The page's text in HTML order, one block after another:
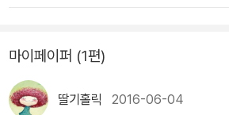
서거니 뒤서거니 달립니다. 집 앞으로 펼쳐
만, 아직 스스로 걷지 않는 둘째 아이 손을
익히도록 하자면 꽤 먼 길입니다. 둘째 아이
으라 휘휘 젓습니다. 걸음을 멈춥니다. 쉬었
마이페이퍼 (1편)
딸기홀릭 2016-06-04